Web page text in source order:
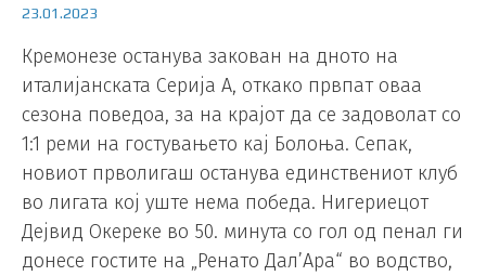
23.01.2023
Кремонезе останува закован на дното на
италијанската Серија А, откако првпат оваа
сезона поведоа, за на крајот да се задоволат со
1:1 реми на гостувањето кај Болоња. Сепак,
новиот прволигаш останува единствениот клуб
во лигата кој уште нема победа. Нигериецот
Дејвид Окереке во 50. минута со гол од пенал ги
донесе гостите на „Ренато Дал’Ара“ во водство,